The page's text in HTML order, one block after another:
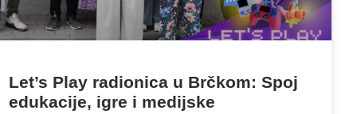
Let’s Play radionica u Brčkom: Spoj
edukacije, igre i medijske